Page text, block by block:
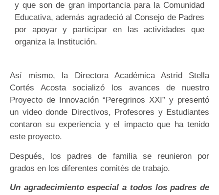
y que son de gran importancia para la Comunidad
Educativa, además agradeció al Consejo de Padres
por apoyar y participar en las actividades que
organiza la Institución.
Así mismo, la Directora Académica Astrid Stella
Cortés Acosta socializó los avances de nuestro
Proyecto de Innovación “Peregrinos XXI” y presentó
un video donde Directivos, Profesores y Estudiantes
contaron su experiencia y el impacto que ha tenido
este proyecto.
Después, los padres de familia se reunieron por
grados en los diferentes comités de trabajo.
Un agradecimiento especial a todos los padres de